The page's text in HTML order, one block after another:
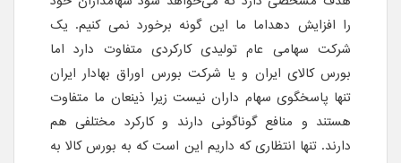
را افزایش دهداما ما این گونه برخورد نمی کنیم. یک
شرکت سهامی عام تولیدی کارکردی متفاوت دارد اما
بورس کالای ایران و یا شرکت بورس اوراق بهادار ایران
تنها پاسخگوی سهام داران نیست زیرا ذینعان ما متفاوت
هستند و منافع گوناگونی دارند و کارکرد مختلفی هم
دارند. تنها انتظاری که داریم این است که به بورس کالا به